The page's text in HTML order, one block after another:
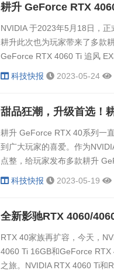
NVIDIA 于2023年5月18日，
耕升此次也为玩家带来了多款
GeForce RTX 4060 Ti 追风
卡性价比市场中，提供了一份
科技快报 2023-05-24
耕升 GeForce RTX 40系列一
到广大玩家的喜爱。作为
点整，给玩家发布多款耕升
RTX 4060 Ti 系列显卡、耕升
科技快报 2023-05-19
RTX 40家族再扩容，今天，
4060 Ti 16GB和GeForce
之旅。NVIDIA RTX 4060 Ti和